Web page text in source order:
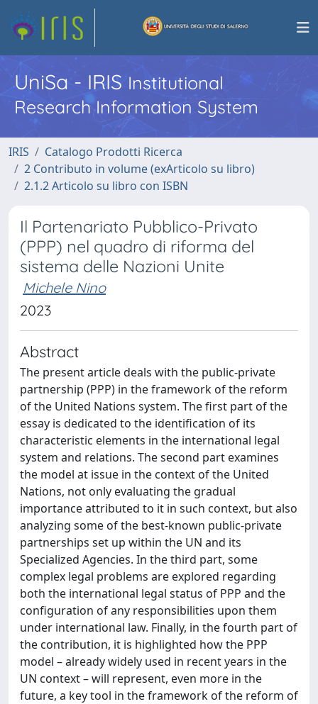
UniSa - IRISInstitutional
Research Information System
IRIS
Catalogo Prodotti Ricerca
2 Contributo in volume (exArticolo su libro)
2.1.2 Articolo su libro con ISBN
Il Partenariato Pubblico-Privato
(PPP) nel quadro di riforma del
sistema delle Nazioni Unite
Michele Nino
2023
Abstract
The present article deals with the public-private
partnership (PPP) in the framework of the reform
of the United Nations system. The first part of the
essay is dedicated to the identification of its
characteristic elements in the international legal
system and relations. The second part examines
the model at issue in the context of the United
Nations, not only evaluating the gradual
importance attributed to it in such context, but also
analyzing some of the best-known public-private
partnerships set up within the UN and its
Specialized Agencies. In the third part, some
complex legal problems are explored regarding
both the international legal status of PPP and the
configuration of any responsibilities upon them
under international law. Finally, in the fourth part of
the contribution, it is highlighted how the PPP
model – already widely used in recent years in the
UN context – will represent, even more in the
future, a key tool in the framework of the reform of